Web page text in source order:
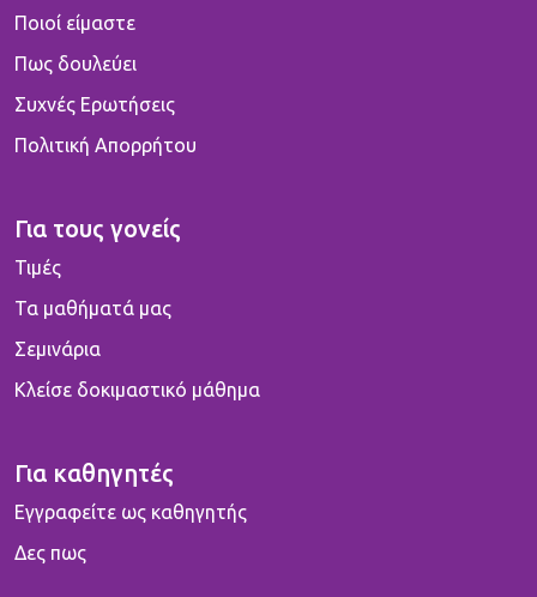
Ποιοί είμαστε
Πως δουλεύει
Συχνές Ερωτήσεις
Πολιτική Απορρήτου
Για τους γονείς
Τιμές
Τα μαθήματά μας
Σεμινάρια
Κλείσε δοκιμαστικό μάθημα
Για καθηγητές
Εγγραφείτε ως καθηγητής
Δες πως